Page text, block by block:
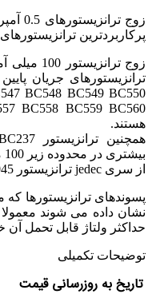
پرکاربردترین
هستند.
بیشتری در محدوده زیر 100 میلی آمپر دارد.
از سری jedec ترانزیستور C945 در این حدود محبوبیت خوبی دارد.
نشان داده می شوند
حداکثر ولتاژ قابل تحمل آن
توضیحات تکمیلی
تاریخ به روزرسانی قیمت